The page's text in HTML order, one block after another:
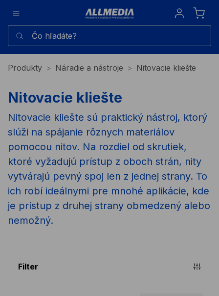
Sign in
Čo hľadáte?
Produkty Náradie a nástroje Nitovacie kliešte
Nitovacie kliešte
Nitovacie kliešte sú praktický nástroj, ktorý
slúži na spájanie rôznych materiálov
pomocou nitov. Na rozdiel od skrutiek,
ktoré vyžadujú prístup z oboch strán, nity
vytvárajú pevný spoj len z jednej strany. To
ich robí ideálnymi pre mnohé aplikácie, kde
je prístup z druhej strany obmedzený alebo
nemožný.
Filter